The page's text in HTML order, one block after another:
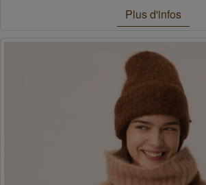
Plus d'infos